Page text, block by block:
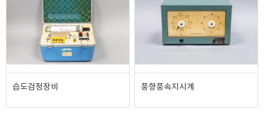
습도검정장비 풍향풍속지시계